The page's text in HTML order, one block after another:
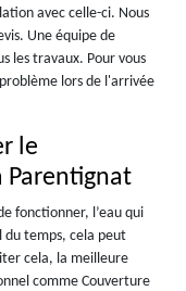
avec celle-ci. Nous
Une équipe de
les travaux. Pour vous
lors de l'arrivée
le
Parentignat
fonctionner, l’eau qui
du temps, cela peut
cela, la meilleure
comme Couverture